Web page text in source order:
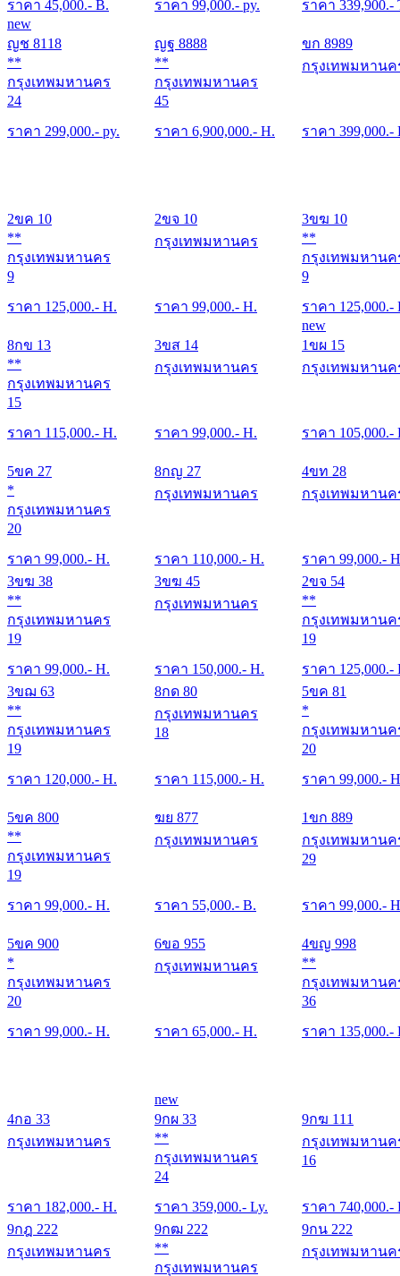
ราคา 45,000.- B. ราคา 99,000.- py. ราคา 339,900.-
new
ญช 8118
**
กรุงเทพมหานคร
24
ราคา 299,000.- py.
ญฐ 8888
**
กรุงเทพมหานคร
45
ราคา 6,900,000.- H.
ขก 8989
กรุงเทพมหานค
ราคา 399,000.-
2ขค 10
**
กรุงเทพมหานคร
9
ราคา 125,000.- H.
2ขจ 10
กรุงเทพมหานคร
ราคา 99,000.- H.
3ขฆ 10
**
กรุงเทพมหานค
9
ราคา 125,000.-
8กข 13
**
กรุงเทพมหานคร
15
ราคา 115,000.- H.
3ขส 14
กรุงเทพมหานคร
ราคา 99,000.- H.
new
1ขผ 15
กรุงเทพมหานค
ราคา 105,000.-
5ขค 27
*
กรุงเทพมหานคร
20
ราคา 99,000.- H.
8กญ 27
กรุงเทพมหานคร
ราคา 110,000.- H.
4ขท 28
กรุงเทพมหานค
ราคา 99,000.-
3ขฆ 38
**
กรุงเทพมหานคร
19
ราคา 99,000.- H.
3ขฆ 45
กรุงเทพมหานคร
ราคา 150,000.- H.
2ขจ 54
**
กรุงเทพมหานค
19
ราคา 125,000.-
3ขฌ 63
**
กรุงเทพมหานคร
19
ราคา 120,000.- H.
8กด 80
กรุงเทพมหานคร
18
ราคา 115,000.- H.
5ขค 81
*
กรุงเทพมหานค
20
ราคา 99,000.-
5ขค 800
**
กรุงเทพมหานคร
19
ราคา 99,000.- H.
ฆย 877
กรุงเทพมหานคร
ราคา 55,000.- B.
1ขก 889
กรุงเทพมหานค
29
ราคา 99,000.-
5ขค 900
*
กรุงเทพมหานคร
20
ราคา 99,000.- H.
6ขอ 955
กรุงเทพมหานคร
ราคา 65,000.- H.
4ขญ 998
**
กรุงเทพมหานค
36
ราคา 135,000.-
4กอ 33
กรุงเทพมหานคร
ราคา 182,000.- H.
new
9กผ 33
**
กรุงเทพมหานคร
24
ราคา 359,000.- Ly.
9กฆ 111
กรุงเทพมหานค
16
ราคา 740,000.-
9กฎ 222
กรุงเทพมหานคร
9กฒ 222
**
กรุงเทพมหานคร
9กน 222
กรุงเทพมหานค